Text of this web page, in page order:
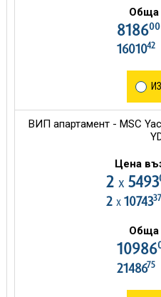
Обща
818600
1601042
ВИП апартамент - MSC
Цена
2 х 5493
2 х 1074337
Обща
10986
2148675